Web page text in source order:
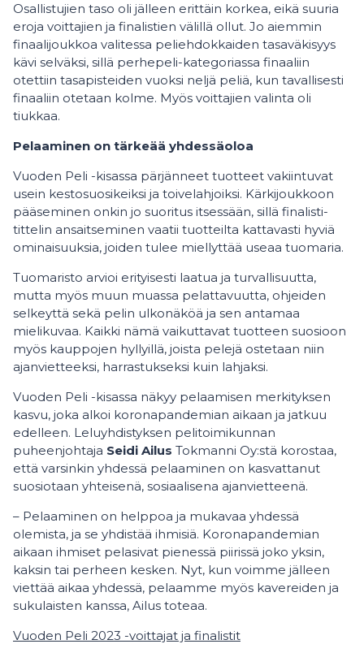
Osallistujien taso oli jälleen erittäin korkea, eikä suuria
eroja voittajien ja finalistien välillä ollut. Jo aiemmin
finaalijoukkoa valitessa peliehdokkaiden tasaväkisyys
kävi selväksi, sillä perhepeli-kategoriassa finaaliin
otettiin tasapisteiden vuoksi neljä peliä, kun tavallisesti
finaaliin otetaan kolme. Myös voittajien valinta oli
tiukkaa.
Pelaaminen on tärkeää yhdessäoloa
Vuoden Peli -kisassa pärjänneet tuotteet vakiintuvat
usein kestosuosikeiksi ja toivelahjoiksi. Kärkijoukkoon
pääseminen onkin jo suoritus itsessään, sillä finalisti-
tittelin ansaitseminen vaatii tuotteilta kattavasti hyviä
ominaisuuksia, joiden tulee miellyttää useaa tuomaria.
Tuomaristo arvioi erityisesti laatua ja turvallisuutta,
mutta myös muun muassa pelattavuutta, ohjeiden
selkeyttä sekä pelin ulkonäköä ja sen antamaa
mielikuvaa. Kaikki nämä vaikuttavat tuotteen suosioon
myös kauppojen hyllyillä, joista pelejä ostetaan niin
ajanvietteeksi, harrastukseksi kuin lahjaksi.
Vuoden Peli -kisassa näkyy pelaamisen merkityksen
kasvu, joka alkoi koronapandemian aikaan ja jatkuu
edelleen. Leluyhdistyksen pelitoimikunnan
puheenjohtaja Seidi Ailus Tokmanni Oy:stä korostaa,
että varsinkin yhdessä pelaaminen on kasvattanut
suosiotaan yhteisenä, sosiaalisena ajanvietteenä.
– Pelaaminen on helppoa ja mukavaa yhdessä
olemista, ja se yhdistää ihmisiä. Koronapandemian
aikaan ihmiset pelasivat pienessä piirissä joko yksin,
kaksin tai perheen kesken. Nyt, kun voimme jälleen
viettää aikaa yhdessä, pelaamme myös kavereiden ja
sukulaisten kanssa, Ailus toteaa.
Vuoden Peli 2023 -voittajat ja finalistit